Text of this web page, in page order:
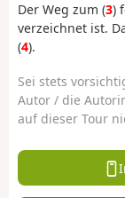
Der Weg zum (3)
verzeichnet ist.
(4).
Sei stets
Autor / die
auf dieser Tour